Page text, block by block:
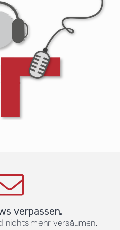
verpassen.
nichts mehr versäumen.